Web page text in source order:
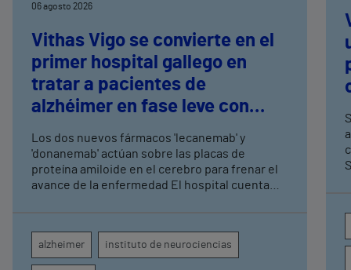
06 agosto 2026
Vithas Vigo se convierte en el
primer hospital gallego en
tratar a pacientes de
alzhéimer en fase leve con
Los dos nuevos fármacos 'lecanemab' y
'donanemab' actúan sobre las placas de
proteína amiloide en el cerebro para frenar el
avance de la enfermedad El hospital cuenta
seguimiento clínico de cada paciente
alzheimer instituto de neurociencias